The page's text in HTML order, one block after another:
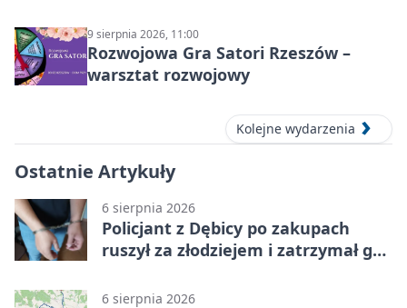
9 sierpnia 2026, 11:00
Rozwojowa Gra Satori Rzeszów –
warsztat rozwojowy
Kolejne wydarzenia
Ostatnie Artykuły
6 sierpnia 2026
Policjant z Dębicy po zakupach
ruszył za złodziejem i zatrzymał go
6 sierpnia 2026